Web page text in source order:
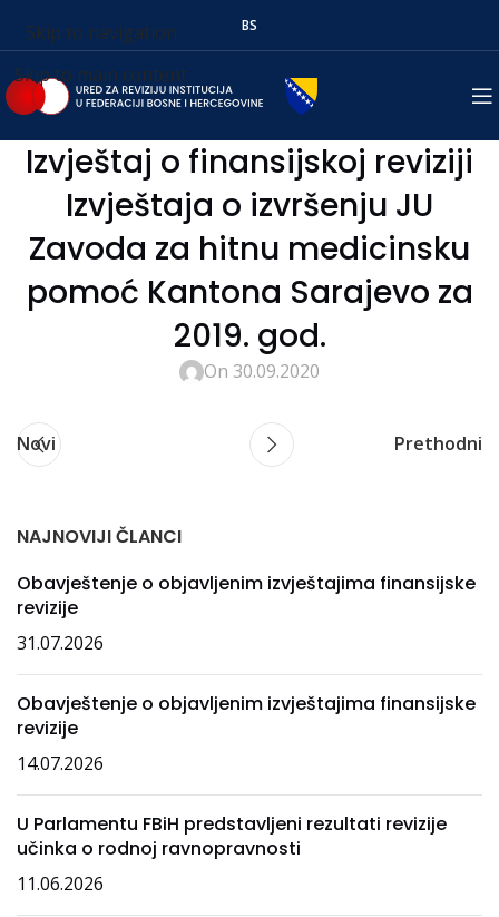
Skip to navigation
Skip to main content
BS
Izvještaj o finansijskoj reviziji
Izvještaja o izvršenju JU
Zavoda za hitnu medicinsku
pomoć Kantona Sarajevo za
2019. god.
On 30.09.2020
Novi Prethodni
NAJNOVIJI ČLANCI
Obavještenje o objavljenim izvještajima finansijske
revizije
31.07.2026
Obavještenje o objavljenim izvještajima finansijske
revizije
14.07.2026
U Parlamentu FBiH predstavljeni rezultati revizije
učinka o rodnoj ravnopravnosti
11.06.2026